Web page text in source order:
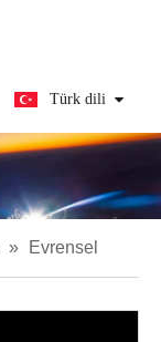
Türk dili
» Evrensel